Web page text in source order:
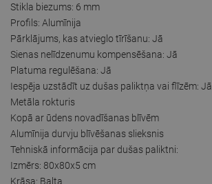
Stikla biezums: 6 mm
Profils: Alumīnija
Pārklājums, kas atvieglo tīrīšanu: Jā
Sienas nelīdzenumu kompensēšana: Jā
Platuma regulēšana: Jā
Iespēja uzstādīt uz dušas paliktņa vai flīzēm: Jā
Metāla rokturis
Kopā ar ūdens novadīšanas blīvēm
Alumīnija durvju blīvēšanas slieksnis
Tehniskā informācija par dušas paliktni:
Izmērs: 80x80x5 cm
Krāsa: Balta